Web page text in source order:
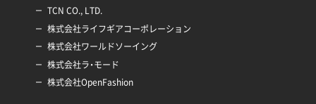
TCN CO., LTD.
株式会社ライフギアコーポレーション
株式会社ワールドソーイング
株式会社ラ・モード
株式会社OpenFashion